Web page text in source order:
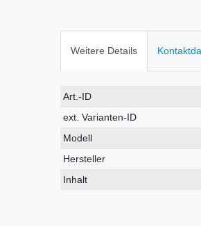
Weitere Details
Technisches
Merkmal
Wert
Art.-ID
ext. Varianten-ID
Modell
Hersteller
Inhalt